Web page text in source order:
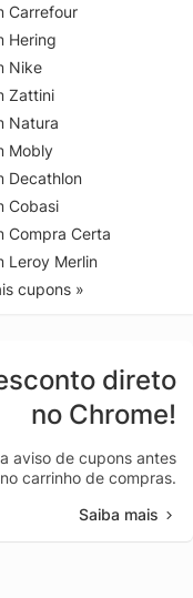
Carrefour
Hering
Nike
Zattini
Natura
Mobly
Decathlon
Cobasi
Compra Certa
Leroy Merlin
cupons »
direto
no Chrome!
aviso de cupons antes
carrinho de compras.
Saiba mais